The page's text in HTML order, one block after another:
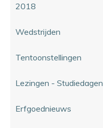
2018
Wedstrijden
Tentoonstellingen
Lezingen - Studiedagen
Erfgoednieuws